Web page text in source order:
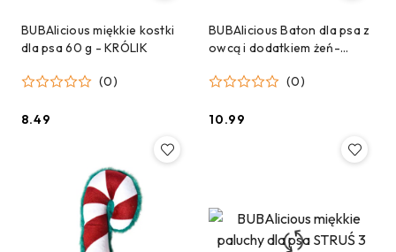
BUBAlicious miękkie kostki
dla psa 60 g - KRÓLIK
(0)
Cena:
8.49
BUBAlicious Baton dla psa z
owcą i dodatkiem żeń-
(0)
Cena:
10.99